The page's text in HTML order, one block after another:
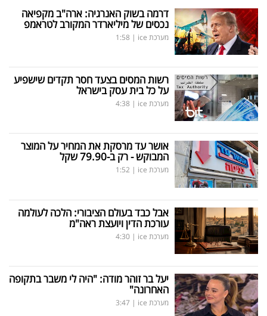
דרמה בשוק האנרגיה: ארה"ב מקפיאה
נכסים של מיליארדר המקורב לטראמפ
מערכת ice |
1:58
רשות המסים בצעד חסר תקדים שישפיע
על כל בית עסק בישראל
מערכת ice |
4:38
אושר עד מרסקת את המחיר על המוצר
המבוקש - רק ב-79.90 שקל
מערכת ice |
1:52
אבל כבד בעולם הציבורי: הלכה לעולמה
עורכת הדין ויועצת ראה"מ
מערכת ice |
4:30
יעל בר זוהר מודה: "היה לי משבר בתקופה
האחרונה"
מערכת ice |
3:47